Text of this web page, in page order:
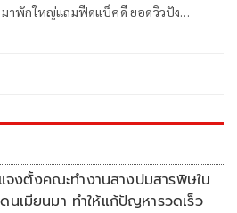
มาพักใหญ่แถมฟีดแบ็คดี ยอดวิวปัง
งตั้งคณะทำงานสางปมสารพิษใน
นเมียนมา ทำให้แก้ปัญหารวดเร็ว